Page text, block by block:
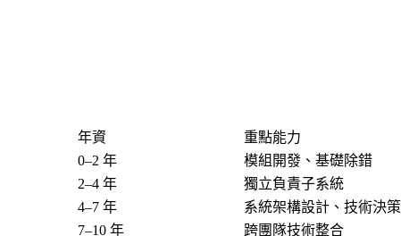
年資
重點能力
0–2 年
模組開發、基礎除錯
2–4 年
獨立負責子系統
4–7 年
系統架構設計、技術決策
7–10 年 跨團隊技術整合